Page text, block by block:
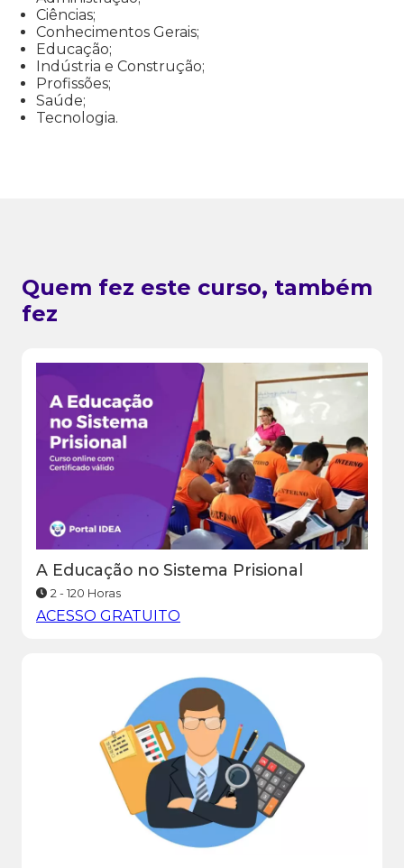
Ciências;
Conhecimentos Gerais;
Educação;
Indústria e Construção;
Profissões;
Saúde;
Tecnologia.
Quem fez este curso, também
fez
A Educação no Sistema Prisional
2 - 120 Horas
ACESSO GRATUITO